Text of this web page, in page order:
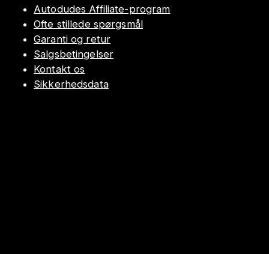
Autodudes Affiliate-program
Ofte stillede spørgsmål
Garanti og retur
Salgsbetingelser
Kontakt os
Sikkerhedsdata